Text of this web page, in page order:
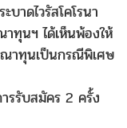
บาดไวรัสโคโรนา
ทุนฯ ได้เห็นพ้องให้
ณาทุนเป็นกรณีพิเศษ
รรับสมัคร 2 ครั้ง